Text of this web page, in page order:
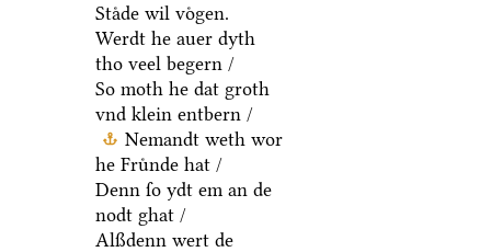
Staͤde wil voͤgen.
Werdt he auer dyth
tho veel begern /
So moth he dat groth
vnd klein entbern /
Nemandt weth wor
he Fruͤnde hat /
Denn ſo ydt em an de
nodt ghat /
Alßdenn wert de